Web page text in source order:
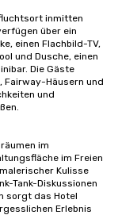
inmitten
über ein
einen Flachbild-TV,
und Dusche, einen
Die Gäste
Fairway-Häusern und
und
im
im Freien
Kulisse
Tank-Diskussionen
sorgt das Hotel
Erlebnis